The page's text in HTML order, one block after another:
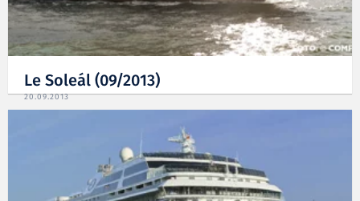
Le Soleál (09/2013)
20.09.2013